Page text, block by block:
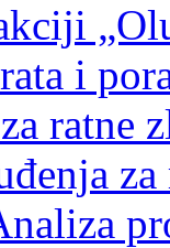
i
ratne